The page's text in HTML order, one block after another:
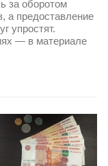
за оборотом
а предоставление
упростят.
— в материале